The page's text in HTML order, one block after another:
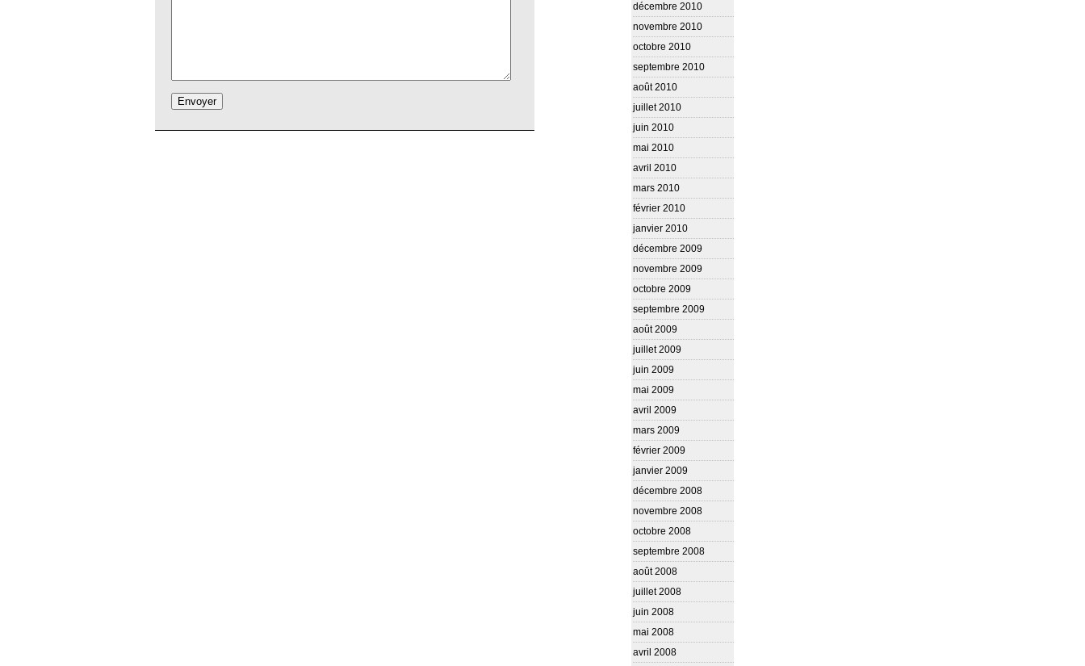
décembre 2010
novembre 2010
octobre 2010
septembre 2010
août 2010
juillet 2010
juin 2010
mai 2010
avril 2010
mars 2010
février 2010
janvier 2010
décembre 2009
novembre 2009
octobre 2009
septembre 2009
août 2009
juillet 2009
juin 2009
mai 2009
avril 2009
mars 2009
février 2009
janvier 2009
décembre 2008
novembre 2008
octobre 2008
septembre 2008
août 2008
juillet 2008
juin 2008
mai 2008
avril 2008